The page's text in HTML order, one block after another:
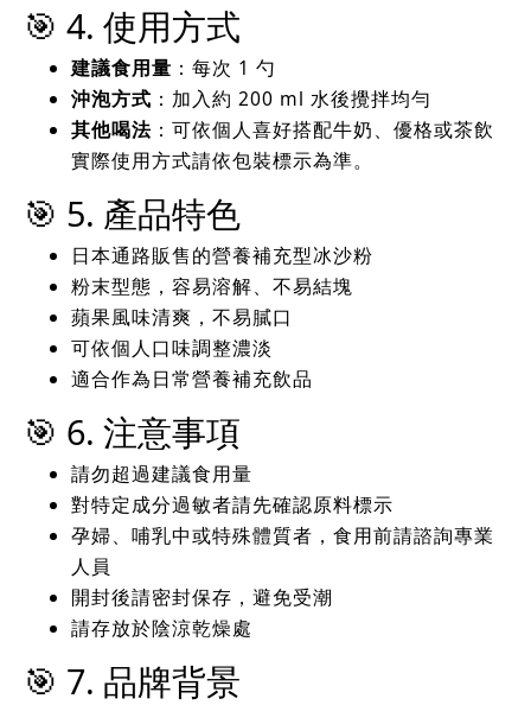
🎯 4. 使用方式
建議食用量 ：每次 1 勺
沖泡方式 ：加入約 200 ml 水後攪拌均勻
其他喝法 ：可依個人喜好搭配牛奶、優格或茶飲
實際使用方式請依包裝標示為準。
🎯 5. 產品特色
日本通路販售的營養補充型冰沙粉
粉末型態，容易溶解、不易結塊
蘋果風味清爽，不易膩口
可依個人口味調整濃淡
適合作為日常營養補充飲品
🎯 6. 注意事項
請勿超過建議食用量
對特定成分過敏者請先確認原料標示
孕婦、哺乳中或特殊體質者，食用前請諮詢專業
人員
開封後請密封保存，避免受潮
請存放於陰涼乾燥處
🎯 7. 品牌背景